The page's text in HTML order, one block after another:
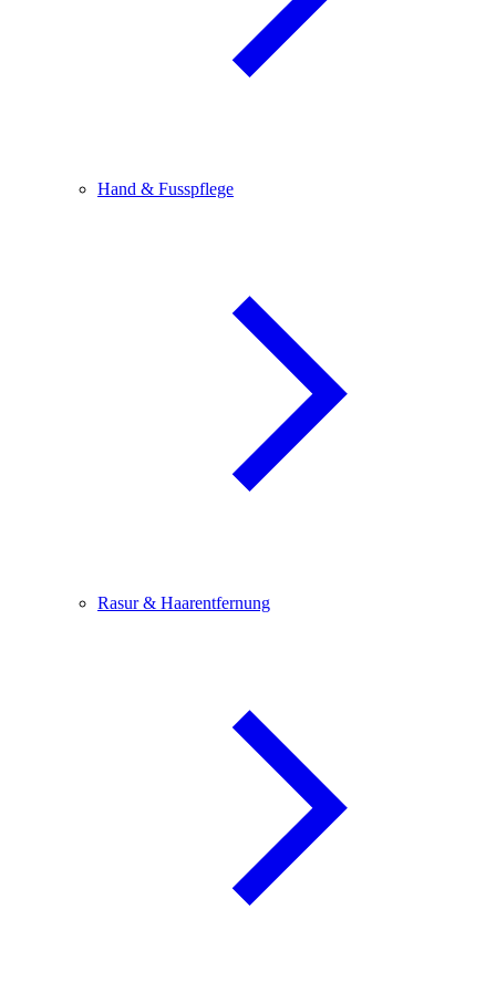
Hand & Fusspflege
Rasur & Haarentfernung